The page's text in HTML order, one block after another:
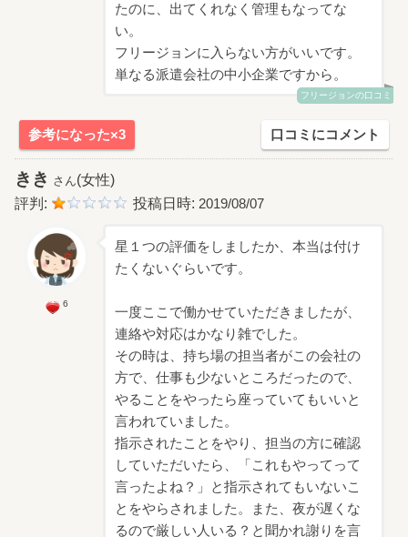
たのに、出てくれなく管理もなってな
い。
フリージョンに入らない方がいいです。
単なる派遣会社の中小企業ですから。
フリージョンの口コミ
参考になった×3 口コミにコメント
きき さん(女性)
評判:
投稿日時: 2019/08/07
6
星１つの評価をしましたか、本当は付け
たくないぐらいです。
一度ここで働かせていただきましたが、
連絡や対応はかなり雑でした。
その時は、持ち場の担当者がこの会社の
方で、仕事も少ないところだったので、
やることをやったら座っていてもいいと
言われていました。
指示されたことをやり、担当の方に確認
していただいたら、「これもやってって
言ったよね？」と指示されてもいないこ
とをやらされました。また、夜が遅くな
るので厳しい人いる？と聞かれ謝りを言